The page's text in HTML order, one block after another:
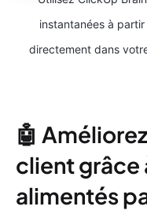
instantanées à
directement dans
🤖
client grâce
alimentés